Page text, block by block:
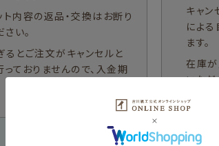
内容の返品・交換はお断り
い。
とご注文がキャンセルと
ておりませんので、入金期
キャン
によ
ます。
在庫が
いただ
「入